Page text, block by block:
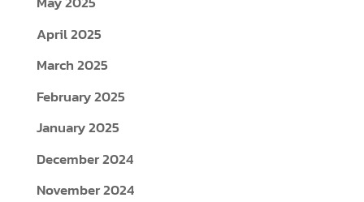
April 2025
March 2025
February 2025
January 2025
December 2024
November 2024